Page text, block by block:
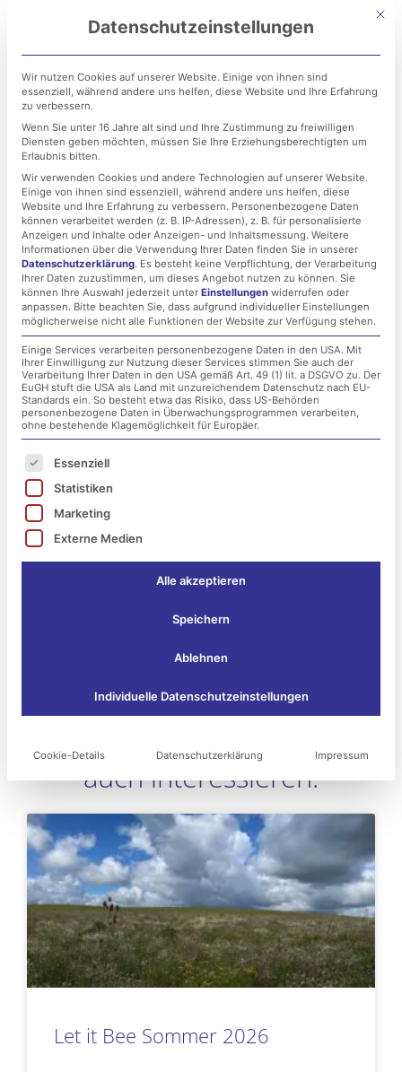
springen
Fortinet Security Fabric:
Ihr überragender Schutz
vor komplexen
Bedrohungen
15. Juli 2019
auch interessieren:
Let it Bee Sommer 2026
SeiteSeiteSeite Seite
Mit
Datenschutzeinstellungen
Wir nutzen Cookies auf unserer Website. Einige von ihnen sind
essenziell, während andere uns helfen, diese Website und Ihre Erfahrung
zu verbessern.
Wenn Sie unter 16 Jahre alt sind und Ihre Zustimmung zu freiwilligen
Diensten geben möchten, müssen Sie Ihre Erziehungsberechtigten um
Erlaubnis bitten.
Wir verwenden Cookies und andere Technologien auf unserer Website.
Einige von ihnen sind essenziell, während andere uns helfen, diese
Website und Ihre Erfahrung zu verbessern. Personenbezogene Daten
können verarbeitet werden (z. B. IP-Adressen), z. B. für personalisierte
Anzeigen und Inhalte oder Anzeigen- und Inhaltsmessung. Weitere
Informationen über die Verwendung Ihrer Daten finden Sie in unserer
Datenschutzerklärung. Es besteht keine Verpflichtung, der Verarbeitung
Ihrer Daten zuzustimmen, um dieses Angebot nutzen zu können. Sie
können Ihre Auswahl jederzeit unter Einstellungen widerrufen oder
anpassen. Bitte beachten Sie, dass aufgrund individueller Einstellungen
möglicherweise nicht alle Funktionen der Website zur Verfügung stehen.
Einige Services verarbeiten personenbezogene Daten in den USA. Mit
Ihrer Einwilligung zur Nutzung dieser Services stimmen Sie auch der
Verarbeitung Ihrer Daten in den USA gemäß Art. 49 (1) lit. a DSGVO zu. Der
EuGH stuft die USA als Land mit unzureichendem Datenschutz nach EU-
Standards ein. So besteht etwa das Risiko, dass US-Behörden
personenbezogene Daten in Überwachungsprogrammen verarbeiten,
ohne bestehende Klagemöglichkeit für Europäer.
Es folgt eine Liste der Service-Gruppen, für die
Essenziell
Statistiken
Marketing
Externe Medien
Alle akzeptieren
Speichern
Ablehnen
Individuelle Datenschutzeinstellungen
Cookie-Details Datenschutzerklärung Impressum